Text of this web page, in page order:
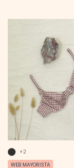
WEB MAYORISTA
+2